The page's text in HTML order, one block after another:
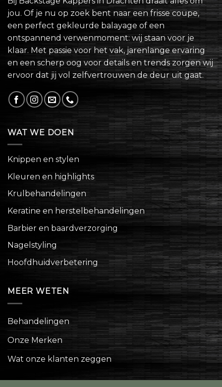
jou. Of je nu op zoek bent naar een frisse coupe,
een perfect gekleurde balayage of een
ontspannend verwenmoment: wij staan voor je
klaar. Met passie voor het vak, jarenlange ervaring
en een scherp oog voor details en trends zorgen wij
ervoor dat jij vol zelfvertrouwen de deur uit gaat.
WAT WE DOEN
Knippen en stylen
Kleuren en highlights
Krulbehandelingen
Keratine en herstelbehandelingen
Barbier en baardverzorging
Nagelstyling
Hoofdhuidverbetering
MEER WETEN
Behandelingen
Onze Merken
Wat onze klanten zeggen